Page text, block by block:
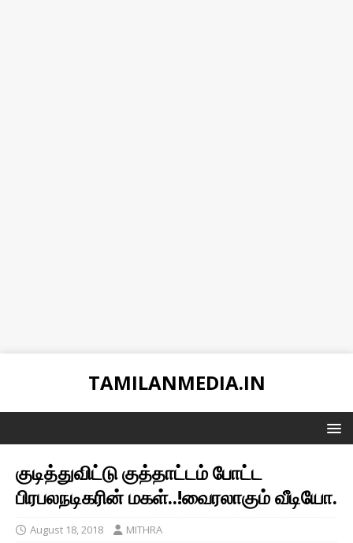
TAMILANMEDIA.IN
குடித்துவிட்டு குத்தாட்டம் போட்ட
பிரபலநடிகரின் மகள்..!வைரலாகும் வீடியோ.
August 18, 2018 MITHRA